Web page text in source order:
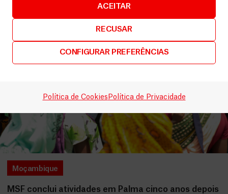
ACEITAR
RECUSAR
CONFIGURAR PREFERÊNCIAS
Política de Cookies Política de Privacidade
Moçambique
MSF conclui atividades em Palma cinco anos depois